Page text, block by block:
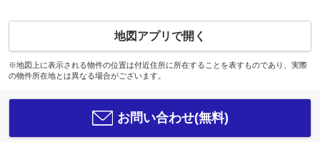
地図アプリで開く
※地図上に表示される物件の位置は付近住所に所在することを表すものであり、実際
の物件所在地とは異なる場合がございます。
お問い合わせ(無料)